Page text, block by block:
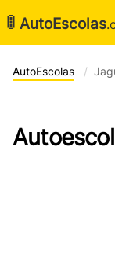
🚦 AutoEscolas
AutoEscolas